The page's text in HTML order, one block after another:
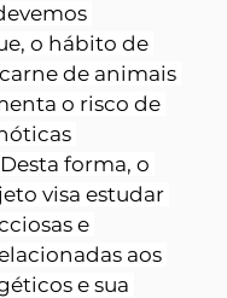
o hábito de
de animais
o risco de
forma, o
visa estudar
e
aos
e sua